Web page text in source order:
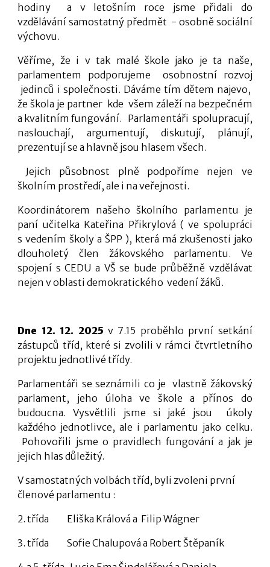
hodiny a v letošním roce jsme přidali do
vzdělávání samostatný předmět - osobně sociální
výchovu.
Věříme, že i v tak malé škole jako je ta naše,
parlamentem podporujeme osobnostní rozvoj
jedinců i společnosti. Dáváme tím dětem najevo,
že škola je partner kde všem záleží na bezpečném
a kvalitním fungování. Parlamentáři spolupracují,
naslouchají, argumentují, diskutují, plánují,
prezentují se a hlavně jsou hlasem všech.
Jejich působnost plně podpoříme nejen ve
školním prostředí, ale i na veřejnosti.
Koordinátorem našeho školního parlamentu je
paní učitelka Kateřina Přikrylová ( ve spolupráci
s vedením školy a ŠPP ), která má zkušenosti jako
dlouholetý člen žákovského parlamentu. Ve
spojení s CEDU a VŠ se bude průběžně vzdělávat
nejen v oblasti demokratického vedení žáků.
Dne 12. 12. 2025 v 7.15 proběhlo první setkání
zástupců tříd, které si zvolili v rámci čtvrtletního
projektu jednotlivé třídy.
Parlamentáři se seznámili co je vlastně žákovský
parlament, jeho úloha ve škole a přínos do
budoucna. Vysvětlili jsme si jaké jsou úkoly
každého jednotlivce, ale i parlamentu jako celku.
Pohovořili jsme o pravidlech fungování a jak je
jejich hlas důležitý.
V samostatných volbách tříd, byli zvoleni první
členové parlamentu :
2. třída Eliška Králová a Filip Wágner
3. třída Sofie Chalupová a Robert Štěpaník